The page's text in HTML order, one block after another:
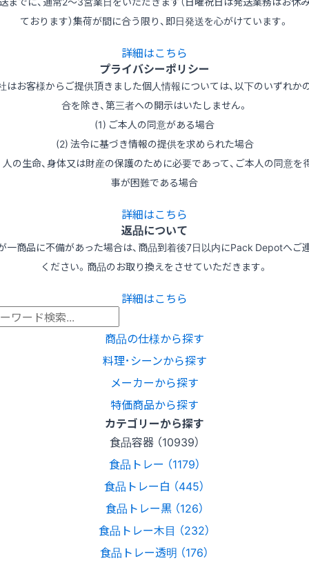
ております）集荷が間に合う限り、即日発送を心がけています。
詳細はこちら
プライバシーポリシー
はお客様からご提供頂きました個人情報については、以下のいずれか
合を除き、第三者への開示はいたしません。
(1) ご本人の同意がある場合
(2) 法令に基づき情報の提供を求められた場合
の生命、身体又は財産の保護のために必要であって、ご本人の同意を
事が困難である場合
詳細はこちら
返品について
一商品に不備があった場合は、商品到着後7日以内にPack Depotへご
ください。商品のお取り換えをさせていただきます。
詳細はこちら
商品の仕様から探す
料理･シーンから探す
メーカーから探す
特価商品から探す
カテゴリーから探す
食品容器 （10939）
食品トレー （1179）
食品トレー白 （445）
食品トレー黒 （126）
食品トレー木目 （232）
食品トレー透明 （176）